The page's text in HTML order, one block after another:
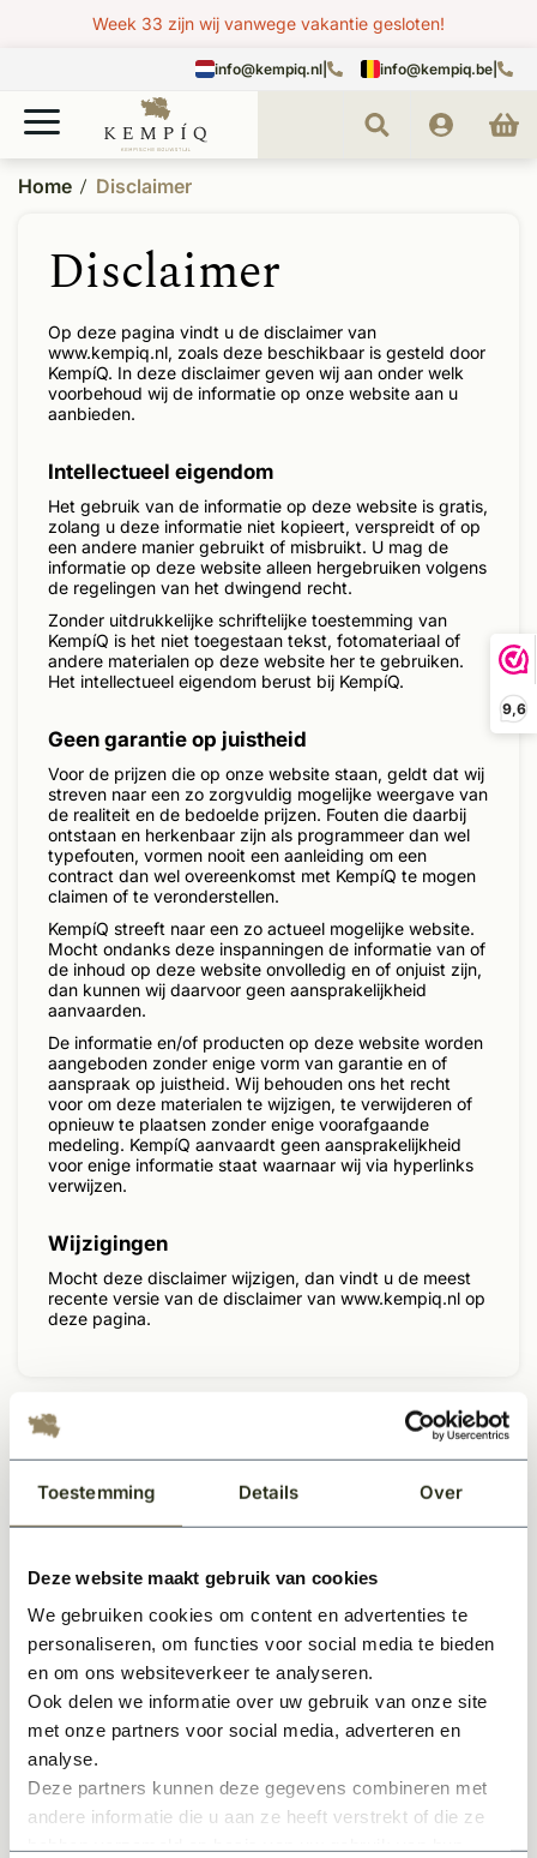
Toestemming Details Over
Deze website maakt gebruik van cookies
We gebruiken cookies om content en advertenties te
personaliseren, om functies voor social media te bieden
en om ons websiteverkeer te analyseren.
Ook delen we informatie over uw gebruik van onze site
met onze partners voor social media, adverteren en
analyse.
Deze partners kunnen deze gegevens combineren met
andere informatie die u aan ze heeft verstrekt of die ze
9,6
Week 33 zijn wij vanwege vakantie gesloten!
info@kempiq.nl info@kempiq.be
Home Disclaimer
Klantenservice
Over ons
Betaalmethoden
Algemene voorwaarden
Privacy Policy en Cookies
Disclaimer
Kempisch Bouwen - Architecten
Disclaimer
Op deze pagina vindt u de disclaimer van
www.kempiq.nl, zoals deze beschikbaar is gesteld door
KempíQ. In deze disclaimer geven wij aan onder welk
voorbehoud wij de informatie op onze website aan u
aanbieden.
Intellectueel eigendom
Het gebruik van de informatie op deze website is gratis,
zolang u deze informatie niet kopieert, verspreidt of op
een andere manier gebruikt of misbruikt. U mag de
informatie op deze website alleen hergebruiken volgens
de regelingen van het dwingend recht.
Zonder uitdrukkelijke schriftelijke toestemming van
KempíQ is het niet toegestaan tekst, fotomateriaal of
andere materialen op deze website her te gebruiken.
Het intellectueel eigendom berust bij KempíQ.
Geen garantie op juistheid
Voor de prijzen die op onze website staan, geldt dat wij
streven naar een zo zorgvuldig mogelijke weergave van
de realiteit en de bedoelde prijzen. Fouten die daarbij
ontstaan en herkenbaar zijn als programmeer dan wel
typefouten, vormen nooit een aanleiding om een
contract dan wel overeenkomst met KempíQ te mogen
claimen of te veronderstellen.
KempíQ streeft naar een zo actueel mogelijke website.
Mocht ondanks deze inspanningen de informatie van of
de inhoud op deze website onvolledig en of onjuist zijn,
dan kunnen wij daarvoor geen aansprakelijkheid
aanvaarden.
De informatie en/of producten op deze website worden
aangeboden zonder enige vorm van garantie en of
aanspraak op juistheid. Wij behouden ons het recht
voor om deze materialen te wijzigen, te verwijderen of
opnieuw te plaatsen zonder enige voorafgaande
medeling. KempíQ aanvaardt geen aansprakelijkheid
voor enige informatie staat waarnaar wij via hyperlinks
verwijzen.
Wijzigingen
Mocht deze disclaimer wijzigen, dan vindt u de meest
recente versie van de disclaimer van www.kempiq.nl op
deze pagina.